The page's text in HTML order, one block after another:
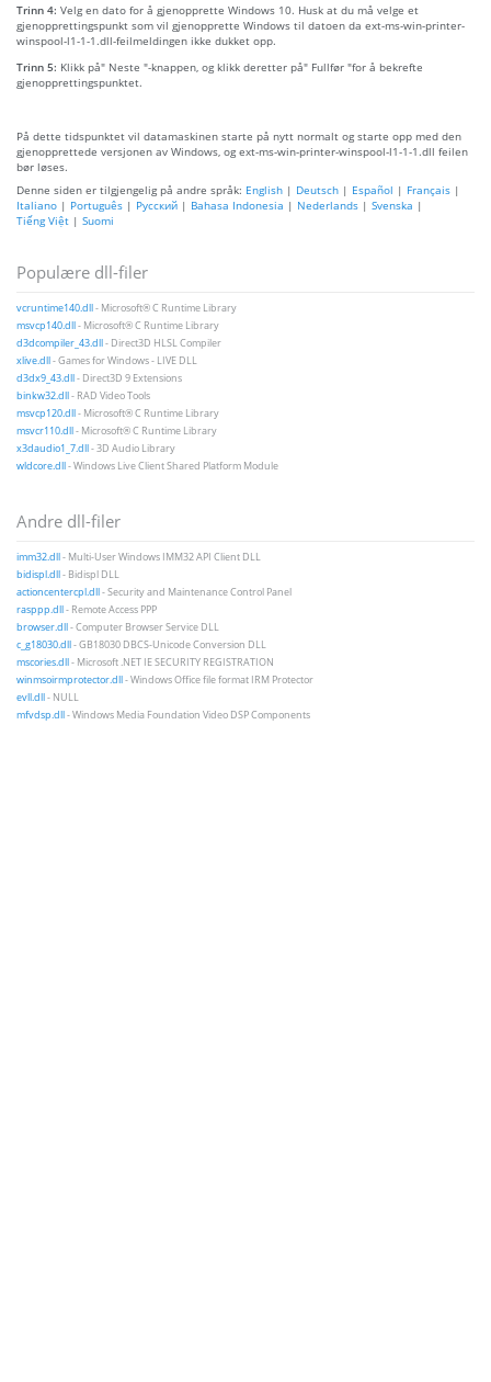
Trinn 4: Velg en dato for å gjenopprette Windows 10. Husk at du må velge et
gjenopprettingspunkt som vil gjenopprette Windows til datoen da ext-ms-win-printer-
winspool-l1-1-1.dll-feilmeldingen ikke dukket opp.
Trinn 5: Klikk på" Neste "-knappen, og klikk deretter på" Fullfør "for å bekrefte
gjenopprettingspunktet.
På dette tidspunktet vil datamaskinen starte på nytt normalt og starte opp med den
gjenopprettede versjonen av Windows, og ext-ms-win-printer-winspool-l1-1-1.dll feilen
bør løses.
Denne siden er tilgjengelig på andre språk: English | Deutsch | Español | Français |
Italiano | Português | Русский | Bahasa Indonesia | Nederlands | Svenska |
Tiếng Việt | Suomi
Populære dll-filer
vcruntime140.dll- Microsoft® C Runtime Library
msvcp140.dll- Microsoft® C Runtime Library
d3dcompiler_43.dll- Direct3D HLSL Compiler
xlive.dll- Games for Windows - LIVE DLL
d3dx9_43.dll- Direct3D 9 Extensions
binkw32.dll- RAD Video Tools
msvcp120.dll- Microsoft® C Runtime Library
msvcr110.dll- Microsoft® C Runtime Library
x3daudio1_7.dll- 3D Audio Library
wldcore.dll- Windows Live Client Shared Platform Module
Andre dll-filer
imm32.dll- Multi-User Windows IMM32 API Client DLL
bidispl.dll- Bidispl DLL
actioncentercpl.dll- Security and Maintenance Control Panel
rasppp.dll- Remote Access PPP
browser.dll- Computer Browser Service DLL
c_g18030.dll- GB18030 DBCS-Unicode Conversion DLL
mscories.dll- Microsoft .NET IE SECURITY REGISTRATION
winmsoirmprotector.dll- Windows Office file format IRM Protector
evll.dll- NULL
mfvdsp.dll- Windows Media Foundation Video DSP Components